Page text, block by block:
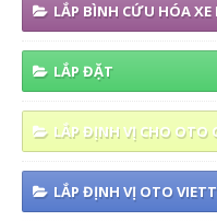
LẮP BÌNH CỨU HÓA XE
LẮP ĐẶT
LẮP ĐỊNH VỊ CHO OTO
LẮP ĐỊNH VỊ OTO